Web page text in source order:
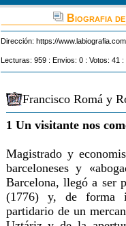
Biografia
Dirección: https://
Lecturas: 959 : Envios: 0 : Votos: 41
Francisco Romá y
1 Un visitante nos
Magistrado y
barceloneses y
Barcelona, llegó a ser
(1776) y, de forma
partidario de un